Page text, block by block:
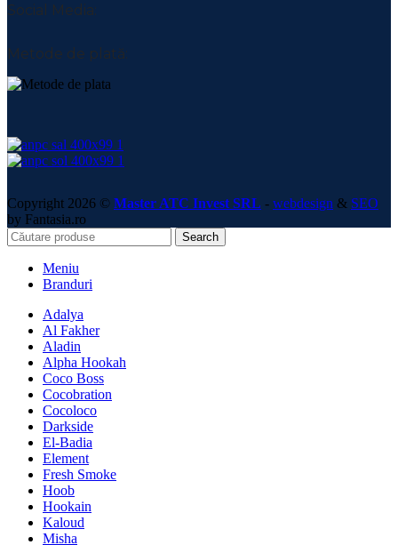
Social Media:
Metode de plată:
Copyright 2026 © Master ATC Invest SRL - webdesign & SEO
by Fantasia.ro
Search
Meniu
Branduri
Adalya
Al Fakher
Aladin
Alpha Hookah
Coco Boss
Cocobration
Cocoloco
Darkside
El-Badia
Element
Fresh Smoke
Hoob
Hookain
Kaloud
Misha